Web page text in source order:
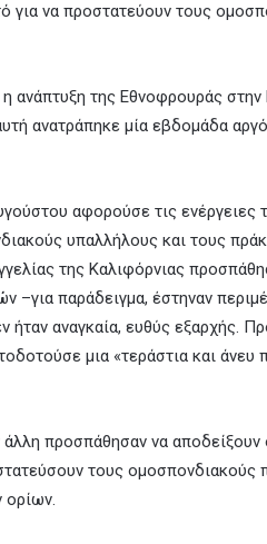
για να προστατεύουν τους
η ανάπτυξη της Εθνοφρουράς
ανατράπηκε μία εβδομάδα
αφορούσε τις
υπαλλήλους και τους
της Καλιφόρνιας
–για παράδειγμα, έστηναν
αναγκαία, ευθύς εξαρχής.
μια «τεράστια και άνευ
προσπάθησαν να αποδείξουν
τους ομοσπονδιακούς
ορίων.